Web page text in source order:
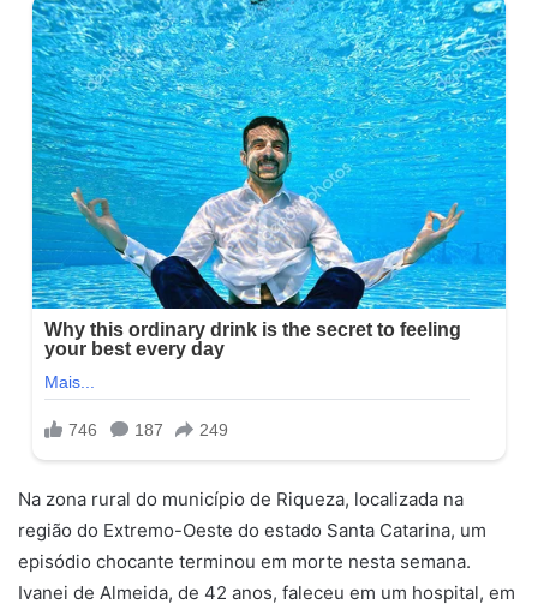
Na zona rural do município de Riqueza, localizada na
região do Extremo-Oeste do estado Santa Catarina, um
episódio chocante terminou em morte nesta semana.
Ivanei de Almeida, de 42 anos, faleceu em um hospital, em